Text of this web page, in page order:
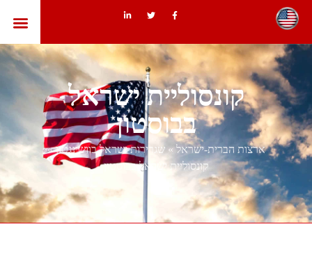
קונסוליית ישראל
בבוסטון
ארצות הברית-ישראל »שגרירות ישראל בוושינגטון»
קונסוליית ישראל בבוסטון